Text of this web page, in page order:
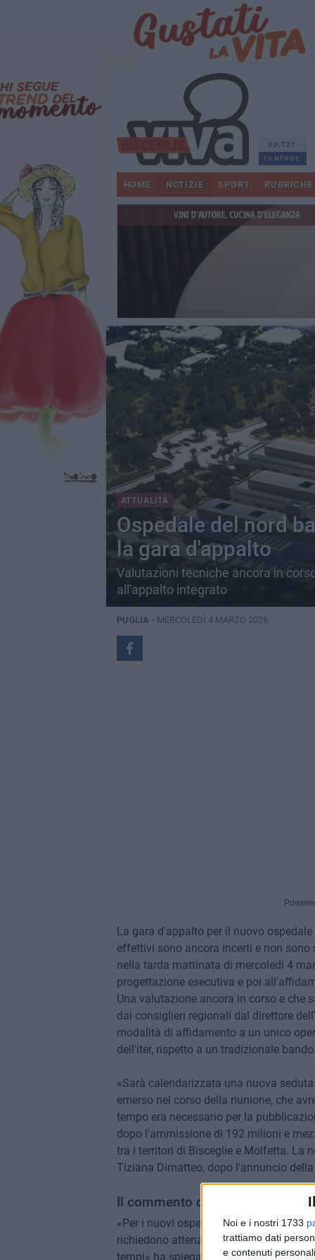
Noi e i nostri 1733
trattiamo dati
e contenuti
30.727
FANPAGE
HOME NOTIZIE SPORT RUBRICHE
ATTUALITÀ
Ospedale del nord
la gara d'appalto
Valutazioni tecniche ancora in
all'appalto integrato
PUGLIA - MERCOLEDÌ 4 MARZO 2026
La gara d'appalto per il nuovo
effettivi sono ancora incerti e non
nella tarda mattinata di mercoledì 4
progettazione esecutiva e poi
Una valutazione ancora in corso e che
dai consiglieri regionali dal direttore
modalità di affidamento a un unico
dell'iter, rispetto a un tradizionale bando.
«Sarà calendarizzata una nuova
emerso nel corso della riunione, che
tempo era necessario per la
dopo l'ammissione di 192 milioni e
tra i territori di Bisceglie e Molfetta. La
Tiziana Dimatteo, dopo l'annuncio
Il commento del presidente
«Per i nuovi ospedali di Andria e del
richiedono attenzione. Monitoreremo
tempi» ha spiegato il presidente della